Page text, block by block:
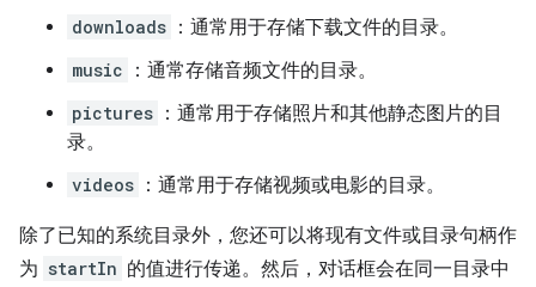
downloads ：通常用于存储下载文件的目录。
music ：通常存储音频文件的目录。
pictures ：通常用于存储照片和其他静态图片的目
录。
videos ：通常用于存储视频或电影的目录。
除了已知的系统目录外，您还可以将现有文件或目录句柄作
为 startIn 的值进行传递。然后，对话框会在同一目录中